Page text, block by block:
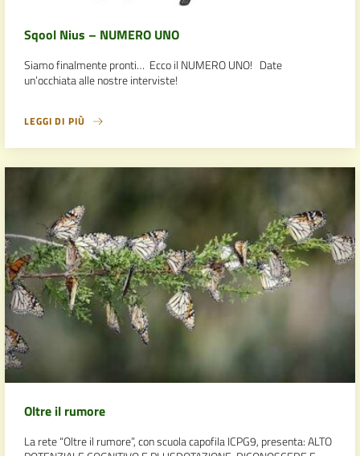
Sqool Nius – NUMERO UNO
Siamo finalmente pronti… Ecco il NUMERO UNO! Date
un’occhiata alle nostre interviste!
LEGGI DI PIÙ
Oltre il rumore
La rete “Oltre il rumore”, con scuola capofila ICPG9, presenta: ALTO